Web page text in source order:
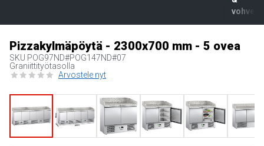
vohvelit
Pizzakylmäpöytä - 2300x700 mm - 5 ovea
SKU POG97ND#POG147ND#07
Graniittityötasolla
Arvostele nyt